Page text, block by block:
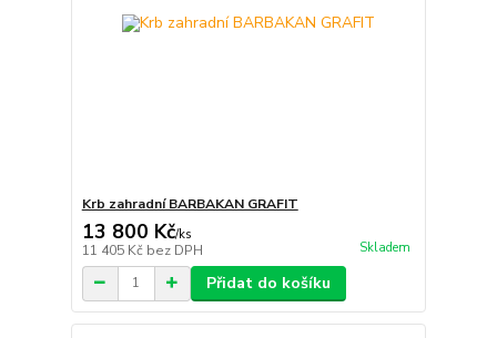
Krb zahradní BARBAKAN GRAFIT
13 800 Kč/ks
11 405 Kč bez DPH Skladem
Přidat do košíku